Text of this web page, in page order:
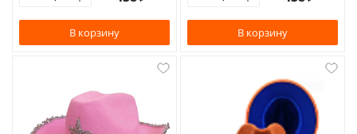
В корзину В корзину